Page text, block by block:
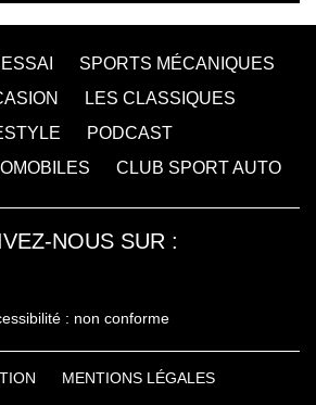
ESSAI
SPORTS MÉCANIQUES
LES CLASSIQUES
PODCAST
CLUB SPORT AUTO
NOUS SUR :
: non conforme
MENTIONS LÉGALES